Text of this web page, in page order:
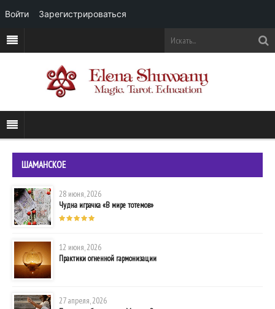
ШАМАНСКОЕ
28 июня, 2026
Чудна играчка «В мире тотемов»
12 июня, 2026
Практики огненной гармонизации
27 апреля, 2026
Войти Зарегистрироваться